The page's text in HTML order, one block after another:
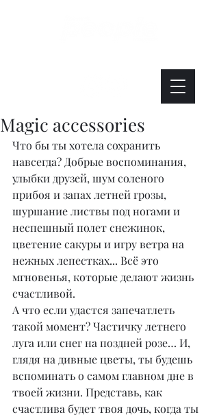
Magic accessories
Что бы ты хотела сохранить
навсегда? Добрые воспоминания,
улыбки друзей, шум соленого
прибоя и запах летней грозы,
шуршание листвы под ногами и
неспешный полет снежинок,
цветение сакуры и игру ветра на
нежных лепестках... Всё это
мгновенья, которые делают жизнь
счастливой.
А что если удастся запечатлеть
такой момент? Частичку летнего
луга или снег на поздней розе… И,
глядя на дивные цветы, ты будешь
вспоминать о самом главном дне в
твоей жизни. Представь, как
счастлива будет твоя дочь, когда ты